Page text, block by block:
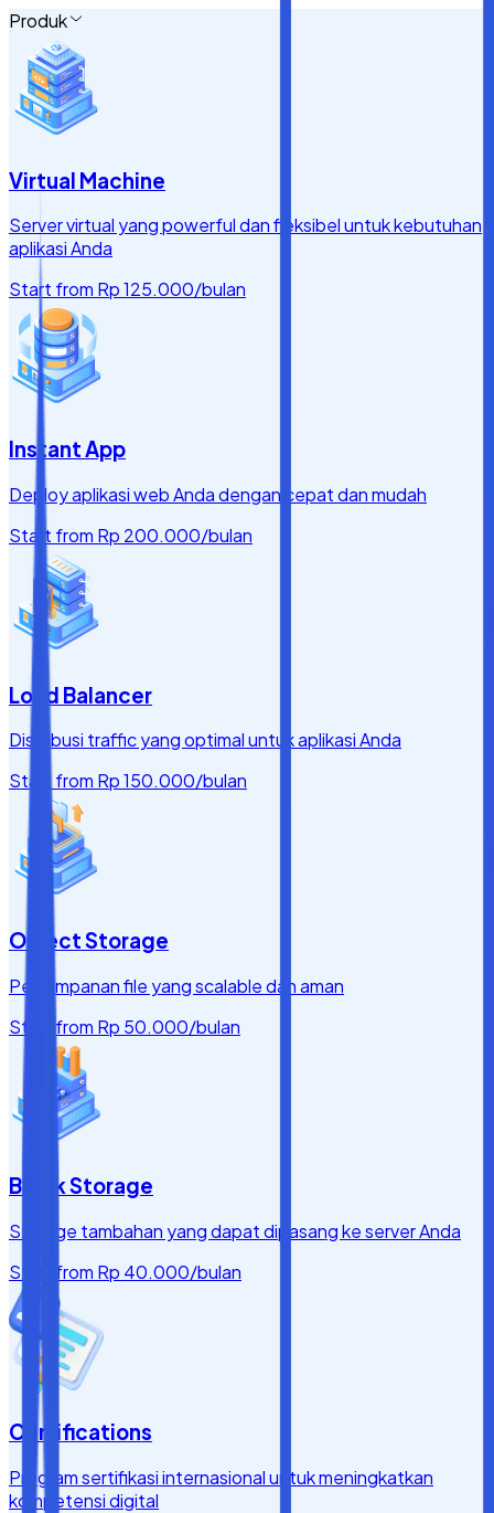
Produk
Virtual Machine
Server virtual yang powerful dan fleksibel untuk kebutuhan
aplikasi Anda
Start from Rp 125.000/bulan
Instant App
Deploy aplikasi web Anda dengan cepat dan mudah
Start from Rp 200.000/bulan
Load Balancer
Distribusi traffic yang optimal untuk aplikasi Anda
Start from Rp 150.000/bulan
Object Storage
Penyimpanan file yang scalable dan aman
Start from Rp 50.000/bulan
Block Storage
Storage tambahan yang dapat dipasang ke server Anda
Start from Rp 40.000/bulan
Certifications
Program sertifikasi internasional untuk meningkatkan
kompetensi digital